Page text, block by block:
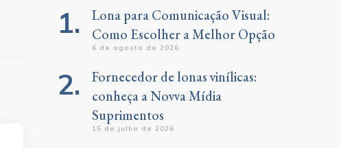
Lona para Comunicação Visual:
Como Escolher a Melhor Opção
6 de agosto de 2026
Fornecedor de lonas vinílicas:
conheça a Novva Mídia
Suprimentos
15 de julho de 2026